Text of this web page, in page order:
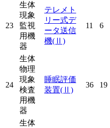
23
生体
現象
監視
用機
器
テレメト
リー式デ
ータ送信
機(Ⅱ)
11 6
24
生体
物理
現象
検査
用機
器
睡眠評価
装置(Ⅱ)
36 19
生体